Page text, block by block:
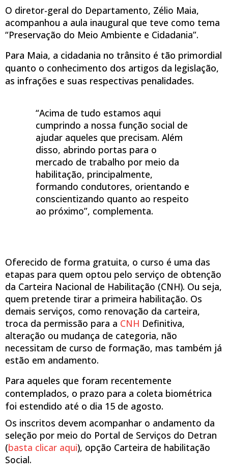
O diretor-geral do Departamento, Zélio Maia,
acompanhou a aula inaugural que teve como tema
“Preservação do Meio Ambiente e Cidadania”.
Para Maia, a cidadania no trânsito é tão primordial
quanto o conhecimento dos artigos da legislação,
as infrações e suas respectivas penalidades.
“Acima de tudo estamos aqui
cumprindo a nossa função social de
ajudar aqueles que precisam. Além
disso, abrindo portas para o
mercado de trabalho por meio da
habilitação, principalmente,
formando condutores, orientando e
conscientizando quanto ao respeito
ao próximo”, complementa.
Oferecido de forma gratuita, o curso é uma das
etapas para quem optou pelo serviço de obtenção
da Carteira Nacional de Habilitação (CNH). Ou seja,
quem pretende tirar a primeira habilitação. Os
demais serviços, como renovação da carteira,
troca da permissão para a CNH Definitiva,
alteração ou mudança de categoria, não
necessitam de curso de formação, mas também já
estão em andamento.
Para aqueles que foram recentemente
contemplados, o prazo para a coleta biométrica
foi estendido até o dia 15 de agosto.
Os inscritos devem acompanhar o andamento da
seleção por meio do Portal de Serviços do Detran
(basta clicar aqui), opção Carteira de habilitação
Social.